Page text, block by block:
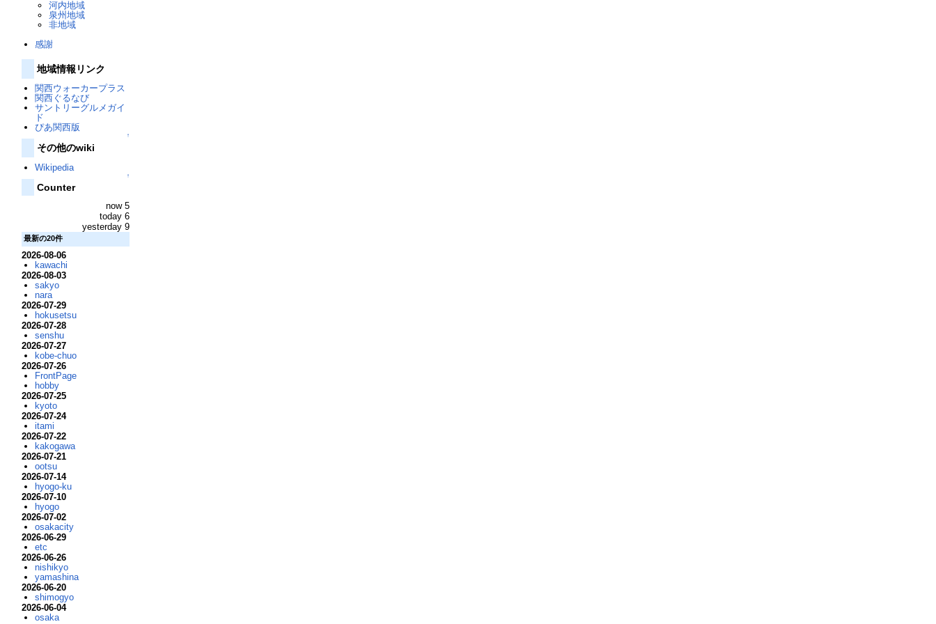
河内地域
泉州地域
非地域
感謝
地域情報リンク
関西ウォーカープラス
関西ぐるなび
サントリーグルメガイ
ド
ぴあ関西版
↑
その他のwiki
Wikipedia
↑
Counter
now 5
today 6
yesterday 9
最新の20件
2026-08-06
kawachi
2026-08-03
sakyo
nara
2026-07-29
hokusetsu
2026-07-28
senshu
2026-07-27
kobe-chuo
2026-07-26
FrontPage
hobby
2026-07-25
kyoto
2026-07-24
itami
2026-07-22
kakogawa
2026-07-21
ootsu
2026-07-14
hyogo-ku
2026-07-10
hyogo
2026-07-02
osakacity
2026-06-29
etc
2026-06-26
nishikyo
yamashina
2026-06-20
shimogyo
2026-06-04
osaka